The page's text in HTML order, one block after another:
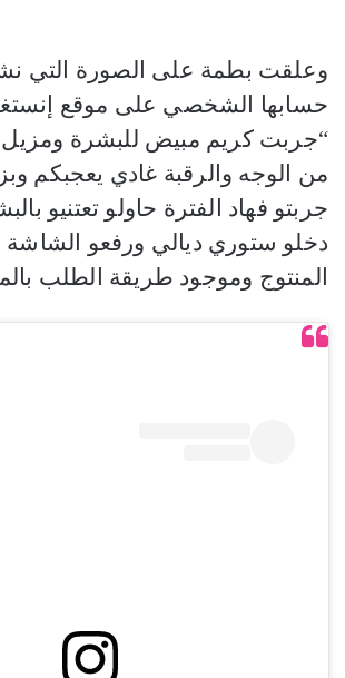
وعلقت بطمة على الصورة التي
حسابها الشخصي على موقع
“جربت كريم مبيض للبشرة ومزيل
من الوجه والرقبة غادي يعجبكم
جربتو فهاد الفترة حاولو تعتنيو
دخلو ستوري ديالي ورفعو
المنتوج وموجود طريقة الطلب